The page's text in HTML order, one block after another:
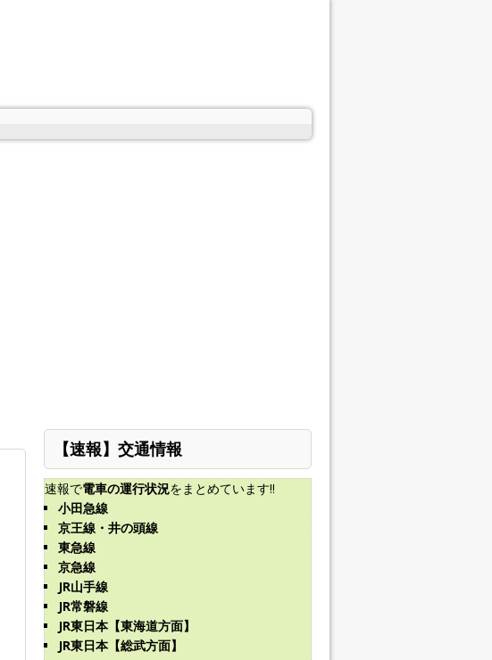
【速報】交通情報
速報で電車の運行状況をまとめています!!
小田急線
京王線・井の頭線
東急線
京急線
JR山手線
JR常磐線
JR東日本【東海道方面】
JR東日本【総武方面】